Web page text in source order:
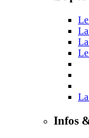
Infos